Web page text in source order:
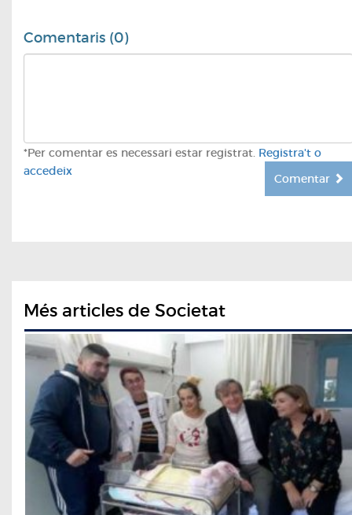
Comentaris (0)
*Per comentar es necessari estar registrat. Registra't o
accedeix
Comentar
Més articles de Societat